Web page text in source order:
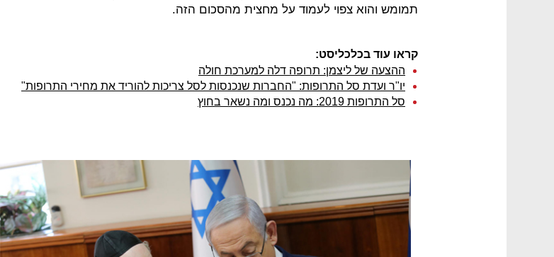
תמומש והוא צפוי לעמוד על מחצית מהסכום הזה.
קראו עוד בכלכליסט:
ההצעה של ליצמן: תרופה דלה למערכת חולה
יו"ר ועדת סל התרופות: "החברות שנכנסות לסל צריכות להוריד את מחירי התרופות"
סל התרופות 2019: מה נכנס ומה נשאר בחוץ